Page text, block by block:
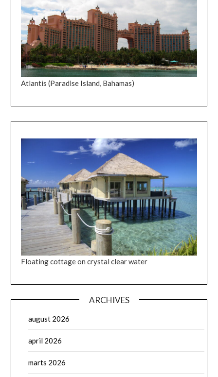
Atlantis (Paradise Island, Bahamas)
Floating cottage on crystal clear water
ARCHIVES
august 2026
april 2026
marts 2026